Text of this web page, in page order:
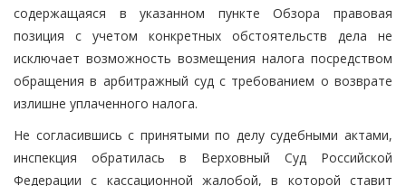
содержащаяся в указанном пункте Обзора правовая
позиция с учетом конкретных обстоятельств дела не
исключает возможность возмещения налога посредством
обращения в арбитражный суд с требованием о возврате
излишне уплаченного налога.
Не согласившись с принятыми по делу судебными актами,
инспекция обратилась в Верховный Суд Российской
Федерации с кассационной жалобой, в которой ставит